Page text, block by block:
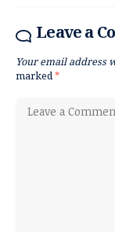
Leave a
Your email address
marked*